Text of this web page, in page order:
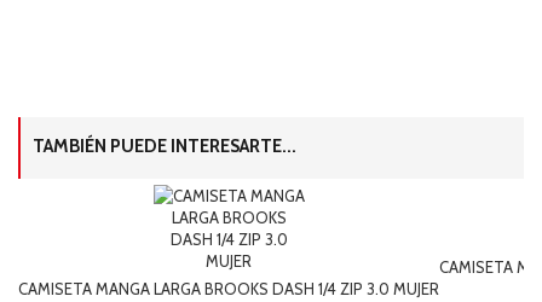
TAMBIÉN PUEDE INTERESARTE...
CAMISETA MANGA LARGA BROOKS DASH 1/4 ZIP 3.0 MUJER
CAMISETA